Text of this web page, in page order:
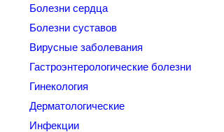
Болезни сердца
Болезни суставов
Вирусные заболевания
Гастроэнтерологические болезни
Гинекология
Дерматологические
Инфекции